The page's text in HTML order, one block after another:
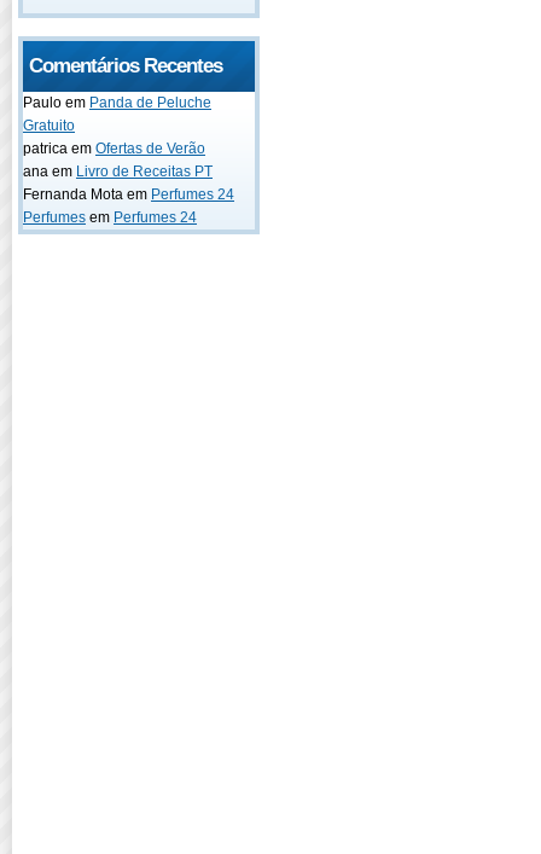
Comentários Recentes
Paulo em Panda de Peluche
Gratuito
patrica em Ofertas de Verão
ana em Livro de Receitas PT
Fernanda Mota em Perfumes 24
Perfumes em Perfumes 24